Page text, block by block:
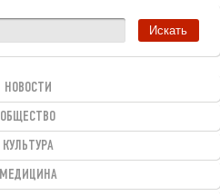
НОВОСТИ
ОБЩЕСТВО
КУЛЬТУРА
МЕДИЦИНА